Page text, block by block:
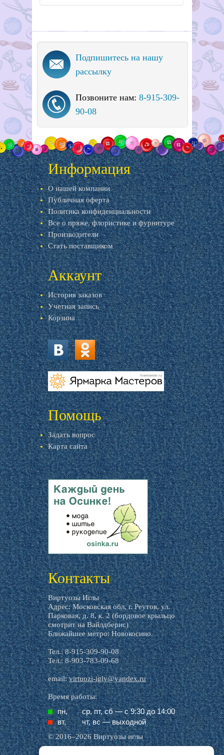
Подпишитесь на нашу
рассылку
Позвоните нам: 8-915-309-
90-08
Информация
О нашей компании
Публичная оферта
Политика конфиденциальности
Все о пряже, флористике и фурнитуре
Производители
Стать поставщиком
Аккаунт
История заказов
Учетная запись
Корзина
vk.com ok.ru
livemaster.ru
Помощь
Задать вопрос
Карта сайта
livemaster.ru
Контакты
Виртуозы Иглы
Адрес: Московская обл, г. Реутов, ул.
Парковая, д. 8, к. 2 (бордовое крыльцо
смотрит на Вайлдберис)
Ближайшее метро: Новокосино.
Тел.: 8-915-309-90-08
Тел.: 8-903-783-09-68
email:virtuozi-igly@yandex.ru
Время работы:
пн,
ср, пт, cб — с 9:30 до 14:00
вт,
чт, вс — выходной
© 2016–2026 Виртуозы иглы